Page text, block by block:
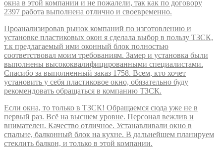
окна в этой компании и не пожалели, так как по договору
2397 работа выполнена отлично и своевременно.
Проанализировав рынок компаний по изготовлению и
установке пластиковых окон я сделала выбор в пользу ТЗСК,
т.к предлагаемый ими оконный блок полностью
соответствовал моим требованиям. Замер и установка были
выполнены высококвалифицированными специалистами.
Спасибо за выполненный заказ 1758. Всем, кто хочет
установить у себя пластиковое окно, обязательно буду
рекомендовать обращаться в компанию ТЗСК.
Если окна, то только в ТЗСК! Обращаемся сюда уже не в
первый раз. Всё на высшем уровне. Персонал вежлив и
внимателен. Качество отличное. Устанавливали окно в
спальне, балконный блок на кухне. В дальнейшем планируем
стеклить балкон, и только в этой компании.